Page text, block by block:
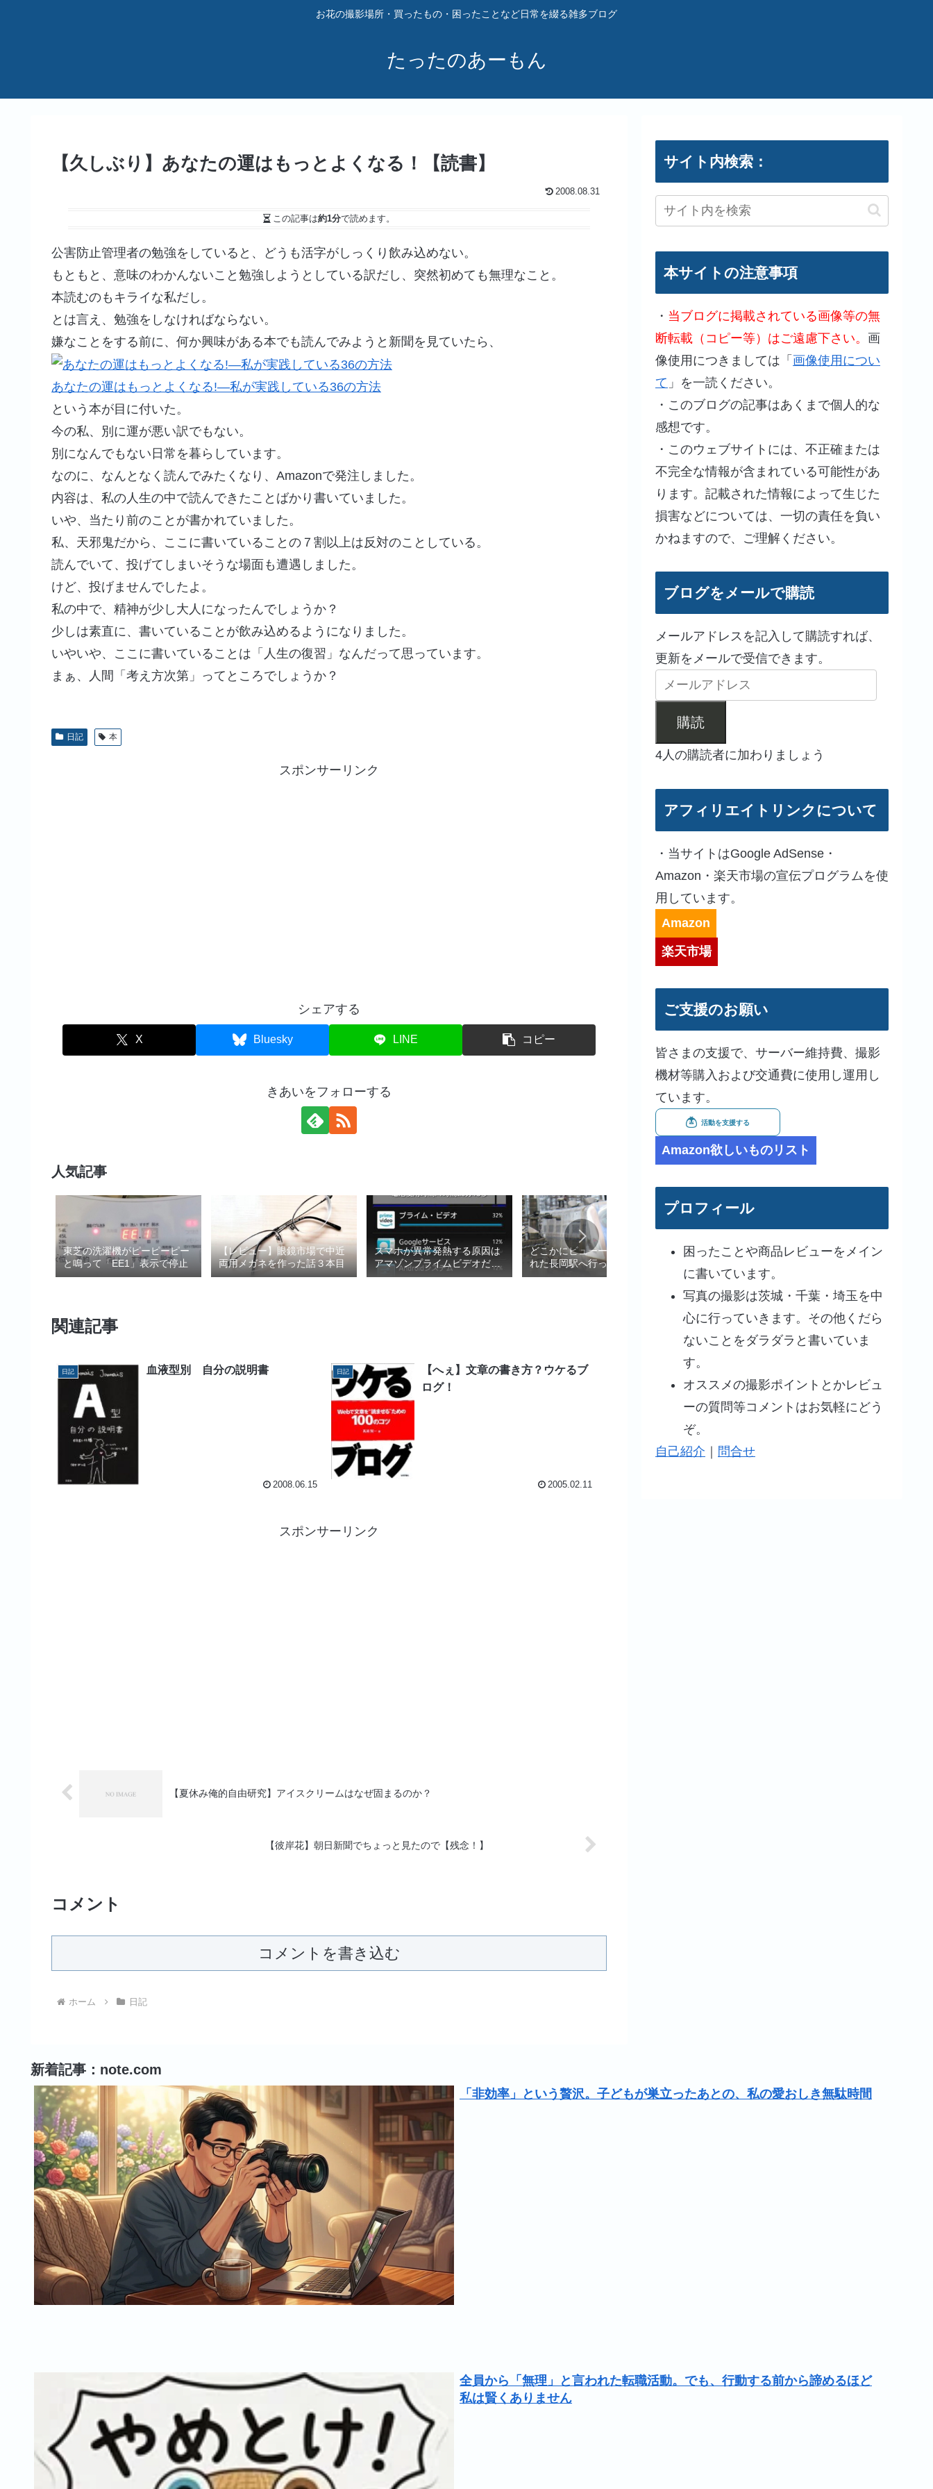
お花の撮影場所・買ったもの・困ったことなど日常を綴る雑多ブログ
たったのあーもん
【久しぶり】あなたの運はもっとよくなる！【読書】
2008.08.31
この記事は約1分で読めます。
公害防止管理者の勉強をしていると、どうも活字がしっくり飲み込めない。
もともと、意味のわかんないこと勉強しようとしている訳だし、突然初めても無理なこと。
本読むのもキライな私だし。
とは言え、勉強をしなければならない。
嫌なことをする前に、何か興味がある本でも読んでみようと新聞を見ていたら、
あなたの運はもっとよくなる!―私が実践している36の方法
という本が目に付いた。
今の私、別に運が悪い訳でもない。
別になんでもない日常を暮らしています。
なのに、なんとなく読んでみたくなり、Amazonで発注しました。
内容は、私の人生の中で読んできたことばかり書いていました。
いや、当たり前のことが書かれていました。
私、天邪鬼だから、ここに書いていることの７割以上は反対のことしている。
読んでいて、投げてしまいそうな場面も遭遇しました。
けど、投げませんでしたよ。
私の中で、精神が少し大人になったんでしょうか？
少しは素直に、書いていることが飲み込めるようになりました。
いやいや、ここに書いていることは「人生の復習」なんだって思っています。
まぁ、人間「考え方次第」ってところでしょうか？
日記 本
スポンサーリンク
シェアする
X Bluesky LINE コピー
きあいをフォローする
人気記事
東芝の洗濯機がピーピーピー
と鳴って「EE1」表示で停止
【レビュー】眼鏡市場で中近
両用メガネを作った話３本目
スマホが異常発熱する原因は
アマゾンプライムビデオだっ
た
どこかにビューーン！で選ば
れた長岡駅へ行ってきました
2026春1/4
電話番号１６１ってなんなん
【不承不承クローズ
関連記事
日記 血液型別 自分の説明書
2008.06.15
日記
【へぇ】文章の書き方？ウケるブ
ログ！
2005.02.11
スポンサーリンク
【夏休み俺的自由研究】アイスクリームはなぜ固まるのか？
【彼岸花】朝日新聞でちょっと見たので【残念！】
コメント
コメントを書き込む
ホーム 日記
サイト内検索：
本サイトの注意事項
・ 当ブログに掲載されている画像等の無
断転載（コピー等）はご遠慮下さい。 画
像使用につきましては「 画像使用につい
て 」を一読ください。
・このブログの記事はあくまで個人的な
感想です。
・このウェブサイトには、不正確または
不完全な情報が含まれている可能性があ
ります。記載された情報によって生じた
損害などについては、一切の責任を負い
かねますので、ご理解ください。
ブログをメールで購読
メールアドレスを記入して購読すれば、
更新をメールで受信できます。
購読
4人の購読者に加わりましょう
アフィリエイトリンクについて
・当サイトはGoogle AdSense・
Amazon・楽天市場の宣伝プログラムを使
用しています。
Amazon
楽天市場
ご支援のお願い
皆さまの支援で、サーバー維持費、撮影
機材等購入および交通費に使用し運用し
ています。
Amazon欲しいものリスト
プロフィール
困ったことや商品レビューをメイン
に書いています。
写真の撮影は茨城・千葉・埼玉を中
心に行っていきます。その他くだら
ないことをダラダラと書いていま
す。
オススメの撮影ポイントとかレビュ
ーの質問等コメントはお気軽にどう
ぞ。
自己紹介
問合せ
新着記事：note.com
「非効率」という贅沢。子どもが巣立ったあとの、私の愛おしき無駄時間
全員から「無理」と言われた転職活動。でも、行動する前から諦めるほど
私は賢くありません